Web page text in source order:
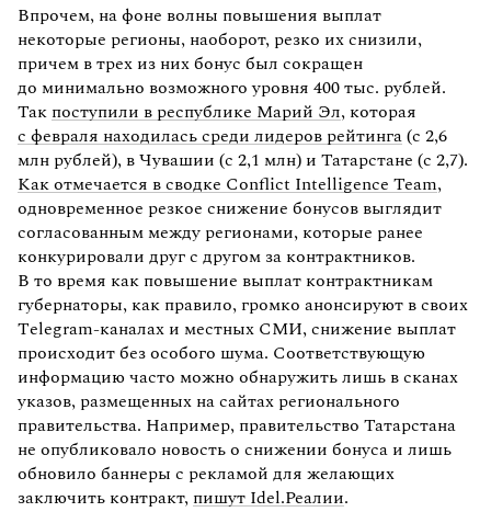
Впрочем, на фоне волны повышения выплат
некоторые регионы, наоборот, резко их снизили,
причем в трех из них бонус был сокращен
до минимально возможного уровня 400 тыс. рублей.
Так поступили в республике Марий Эл, которая
с февраля находилась среди лидеров рейтинга(с 2,6
млн рублей), в Чувашии (с 2,1 млн) и Татарстане (с 2,7).
Как отмечается в сводке Conflict Intelligence Team,
одновременное резкое снижение бонусов выглядит
согласованным между регионами, которые ранее
конкурировали друг с другом за контрактников.
В то время как повышение выплат контрактникам
губернаторы, как правило, громко анонсируют в своих
Тelegram-каналах и местных СМИ, снижение выплат
происходит без особого шума. Соответствующую
информацию часто можно обнаружить лишь в сканах
указов, размещенных на сайтах регионального
правительства. Например, правительство Татарстана
не опубликовало новость о снижении бонуса и лишь
обновило баннеры с рекламой для желающих
заключить контракт, пишут Idel.Реалии.